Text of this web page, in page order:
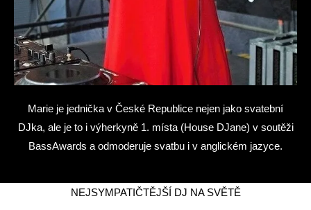
Marie je jednička v České Republice nejen jako svatební
DJka, ale je to i výherkyně 1. místa (House DJane) v soutěži
BassAwards a odmoderuje svatbu i v anglickém jazyce.
NEJSYMPATIČTĚJŠÍ DJ NA SVĚTĚ